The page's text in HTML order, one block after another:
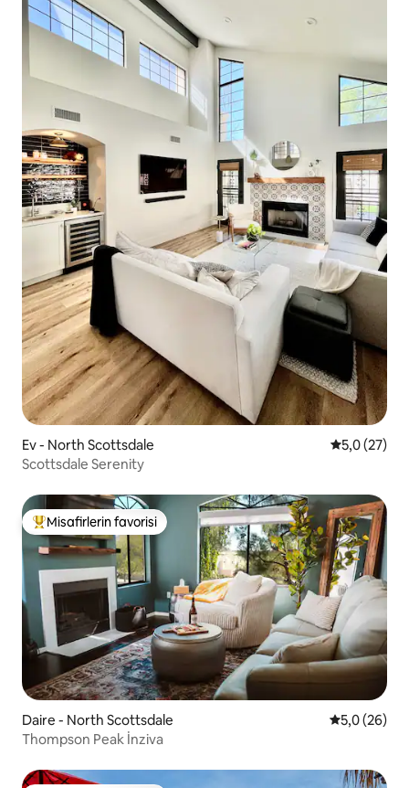
Ev - North Scottsdale 5 üzerinden
5,0 (27)
Scottsdale Serenity
Misafirlerin favorilerinden en beğenilenler arasında
Misafirlerin favorisi
Daire - North Scottsdale 5 üzerinden
5,0 (26)
Thompson Peak İnziva